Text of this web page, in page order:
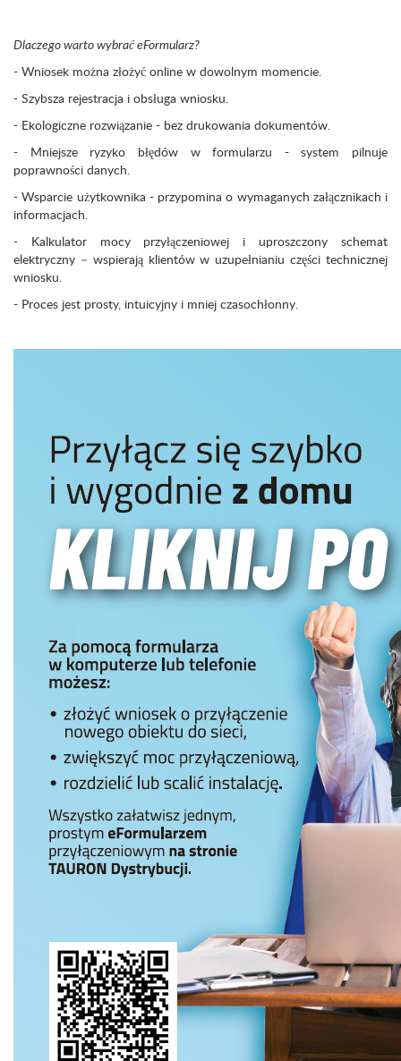
Dlaczego warto wybrać eFormularz?
- Wniosek można złożyć online w dowolnym momencie.
- Szybsza rejestracja i obsługa wniosku.
- Ekologiczne rozwiązanie - bez drukowania dokumentów.
- Mniejsze ryzyko błędów w formularzu - system pilnuje
poprawności danych.
- Wsparcie użytkownika - przypomina o wymaganych załącznikach i
informacjach.
- Kalkulator mocy przyłączeniowej i uproszczony schemat
elektryczny – wspierają klientów w uzupełnianiu części technicznej
wniosku.
- Proces jest prosty, intuicyjny i mniej czasochłonny.